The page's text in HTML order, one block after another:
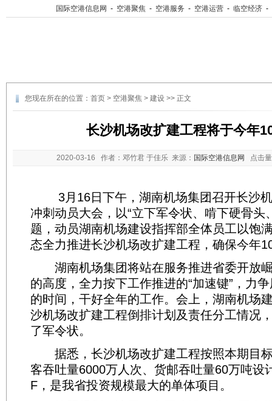
国际空港信息网 - 空港聚焦 - 空港服务 - 空港运营 - 临空经济 -
您现在所在的位置： 首页 > 空港聚焦 > 建设 >> 正文
长沙机场改扩建工程将于今年
2020-03-16 作者：邓竹君 于佳乐 来源： 国际空港信息网 点击
3月16日下午，湖南机场集团召开长沙机
冲刺动员大会，以“立下军令状、啃下硬骨头
题，动员湖南机场建设指挥部全体员工以饱
态全力推进长沙机场改扩建工程，确保今年
湖南机场集团将站在服务推进省委开放
的高度，全力按下工作推进的“加速键”，力
的时间，干好全年的工作。会上，湖南机场
沙机场改扩建工程倒排计划及责任分工情况
了军令状。
据悉，长沙机场改扩建工程按照本期目
客吞吐量6000万人次、货邮吞吐量60万吨设
F，是我省投资规模最大的单体项目。